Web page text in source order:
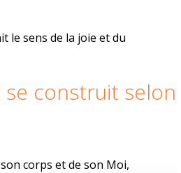
le sens de la joie et du
construit selon
corps et de son Moi,